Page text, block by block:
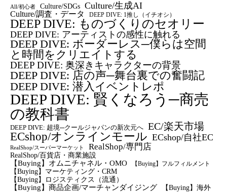
All/初心者 Culture/SDGs Culture/生成AI
Culture/調査・データ DEEP DIVE: 1推し（イチオシ）
DEEP DIVE: ものづくりのセオリー
DEEP DIVE: アーティストの感性に触れる
DEEP DIVE: ボーダーレス─僕らは空間
と時間をクリエイトする
DEEP DIVE: 奥深きキャラクターの背景
DEEP DIVE: 店の声─舞台裏での奮闘記
DEEP DIVE: 潜入イベントレポ
DEEP DIVE: 賢くなろう─商売
の教科書
DEEP DIVE: 超境─クールジャパンの新次元へ EC/楽天市場
ECshop/オンラインモール ECshop/自社EC
RealShop/スーパーマーケット RealShop/専門店
RealShop/百貨店・商業施設
【Buying】オムニチャネル・OMO
【Buying】フルフィルメント
【Buying】マーケティング・CRM
【buying】ロジスティクス（流通）
【Buying】商品企画/マーチャンダイジング 【Buying】海外